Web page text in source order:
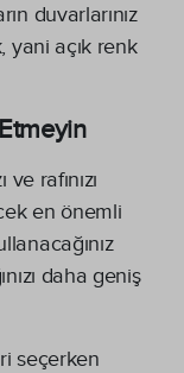
duvarlarınız
yani açık renk
ve rafınızı
en önemli
daha geniş
seçerken